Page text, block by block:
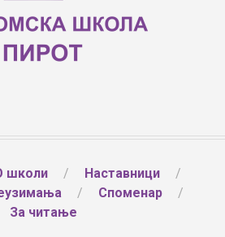
школи
Наставници
Споменар
За читање